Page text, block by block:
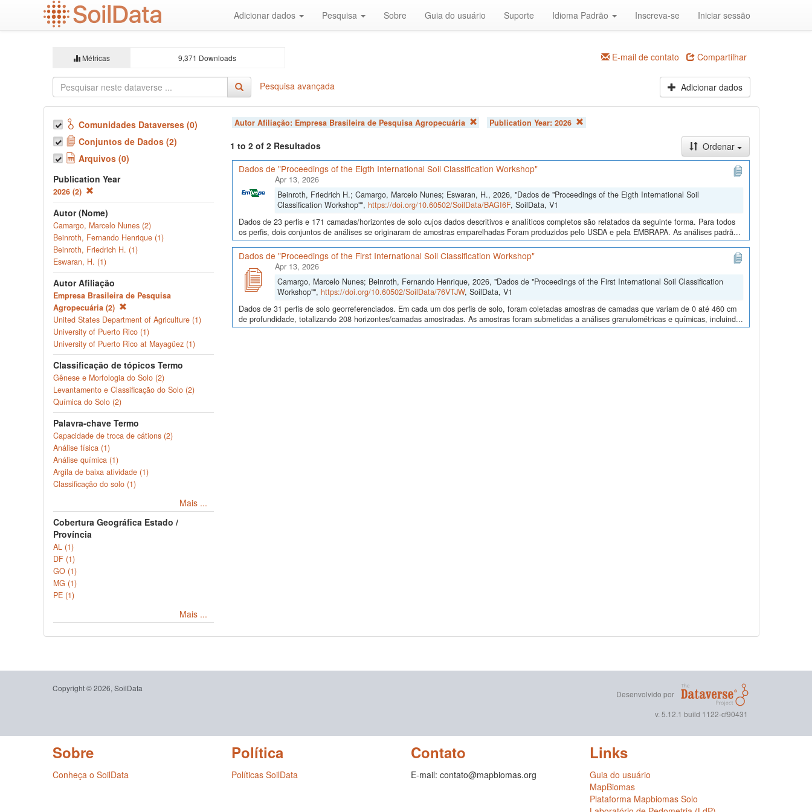
Adicionar dados Pesquisa Sobre Guia do usuário Suporte Idioma Padrão Inscreva-se Iniciar sessão
Métricas 9,371 Downloads E-mail de contato Compartilhar
Pesquisa avançada Adicionar dados
Comunidades Dataverses (0)
Conjuntos de Dados (2)
Arquivos (0)
Publication Year
2026 (2)
Autor (Nome)
Camargo, Marcelo Nunes (2)
Beinroth, Fernando Henrique (1)
Beinroth, Friedrich H. (1)
Eswaran, H. (1)
Autor Afiliação
Empresa Brasileira de Pesquisa
Agropecuária (2)
United States Department of Agriculture (1)
University of Puerto Rico (1)
University of Puerto Rico at Mayagüez (1)
Classificação de tópicos Termo
Gênese e Morfologia do Solo (2)
Levantamento e Classificação do Solo (2)
Química do Solo (2)
Palavra-chave Termo
Capacidade de troca de cátions (2)
Análise física (1)
Análise química (1)
Argila de baixa atividade (1)
Classificação do solo (1)
Mais ...
Cobertura Geográfica Estado /
Província
AL (1)
DF (1)
GO (1)
MG (1)
PE (1)
Mais ...
Autor Afiliação: Empresa Brasileira de Pesquisa Agropecuária Publication Year: 2026
1 to 2 of 2 Resultados
Ordenar
Dados de "Proceedings of the Eigth International Soil Classification Workshop"
Apr 13, 2026
Beinroth, Friedrich H.; Camargo, Marcelo Nunes; Eswaran, H., 2026, "Dados de "Proceedings of the Eigth International Soil
Classification Workshop"", https://doi.org/10.60502/SoilData/BAGI6F, SoilData, V1
Dados de 23 perfis e 171 camadas/horizontes de solo cujos dados descritivos e analíticos completos são relatados da seguinte forma. Para todos
os perfis, dois conjuntos de análises se originaram de amostras emparelhadas Foram produzidos pelo USDA e pela EMBRAPA. As análises padrã...
Dados de "Proceedings of the First International Soil Classification Workshop"
Apr 13, 2026
Camargo, Marcelo Nunes; Beinroth, Fernando Henrique, 2026, "Dados de "Proceedings of the First International Soil Classification
Workshop"", https://doi.org/10.60502/SoilData/76VTJW, SoilData, V1
Dados de 31 perfis de solo georreferenciados. Em cada um dos perfis de solo, foram coletadas amostras de camadas que variam de 0 até 460 cm
de profundidade, totalizando 208 horizontes/camadas amostradas. As amostras foram submetidas a análises granulométricas e químicas, incluind...
Copyright © 2026, SoilData
Desenvolvido por
v. 5.12.1 build 1122-cf90431
Sobre
Conheça o SoilData
Política
Políticas SoilData
Contato
E-mail: contato@mapbiomas.org
Links
Guia do usuário
MapBiomas
Plataforma Mapbiomas Solo